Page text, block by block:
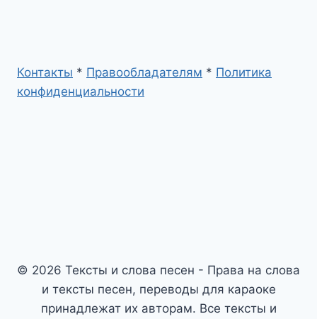
Контакты * Правообладателям * Политика
конфиденциальности
© 2026 Тексты и слова песен - Права на слова
и тексты песен, переводы для караоке
принадлежат их авторам. Все тексты и